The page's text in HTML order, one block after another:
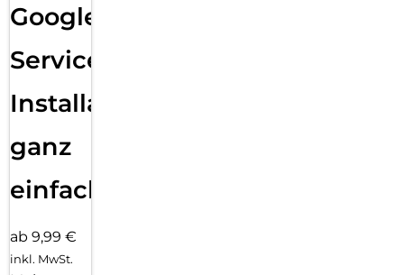
Google
Services
Installation
ganz
einfach
ab 9,99 €
inkl. MwSt.